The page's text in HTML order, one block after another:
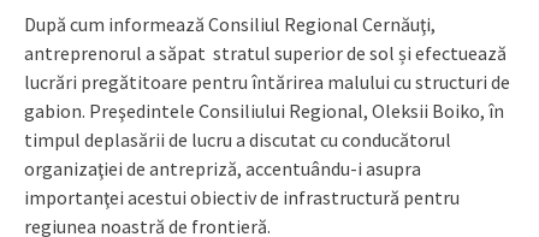
După cum informează Consiliul Regional Cernăuţi,
antreprenorul a săpat stratul superior de sol și efectuează
lucrări pregătitoare pentru întărirea malului cu structuri de
gabion. Preşedintele Consiliului Regional, Oleksii Boiko, în
timpul deplasării de lucru a discutat cu conducătorul
organizaţiei de antrepriză, accentuându-i asupra
importanţei acestui obiectiv de infrastructură pentru
regiunea noastră de frontieră.